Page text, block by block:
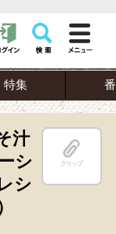
特集
汁
シ
シ
クリップ